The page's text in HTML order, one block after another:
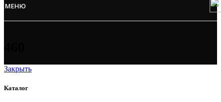
МЕНЮ
Закрыть
Каталог